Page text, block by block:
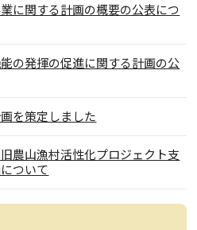
に関する計画の概要の公表につ
の発揮の促進に関する計画の公
を策定しました
農山漁村活性化プロジェクト支
ついて